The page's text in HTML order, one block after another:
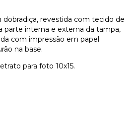
dobradiça, revestida com tecido de
parte interna e externa da tampa,
com impressão em papel
na base.
para foto 10x15.